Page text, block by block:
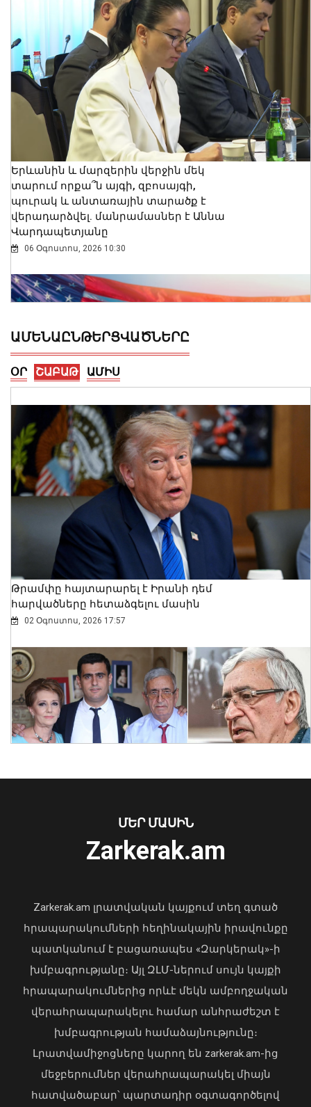
Երևանին և մարզերին վերջին մեկ
տարում որքա՞ն այգի, զբոսայգի,
պուրակ և անտառային տարածք է
վերադարձվել. մանրամասներ է Աննա
Վարդապետյանը
06 Օգոստոս, 2026 10:30
Եթե սահմանվածից երկար մնաք
Միացյալ Նահանգներում, դա կարող է
հանգեցնել հետագայում ԱՄՆ մուտքի
մշտական արգելքի․ դեսպանություն
06 Օգոստոս, 2026 10:27
06 Օգոստոս, 2026 10:23
Դատախազության՝ պետշահերի
հայցի շրջանակում ՀՀ-ին
ՏԿԵՆ պետգույքի կառավարման
կոմիտեին
ԱՄԵՆԱԸՆԹԵՐՑՎԱԾՆԵՐԸ
ՕՐ ՇԱԲԱԹ ԱՄԻՍ
Թրամփը հայտարարել է Իրանի դեմ
հարվածները հետաձգելու մասին
02 Օգոստոս, 2026 17:57
«Պարտվեցինք դաժան հիվանդության
04 Օգոստոս, 2026 19:12
ՄԵՐ ՄԱՍԻՆ
Zarkerak.am
Zarkerak.am լրատվական կայքում տեղ գտած
հրապարակումների հեղինակային իրավունքը
պատկանում է բացառապես «Զարկերակ»-ի
խմբագրությանը։ Այլ ԶԼՄ-ներում սույն կայքի
հրապարակումներից որևէ մեկն ամբողջական
վերահրապարակելու համար անհրաժեշտ է
խմբագրության համաձայնությունը։
Լրատվամիջոցները կարող են zarkerak.am-ից
մեջբերումներ վերահրապարակել միայն
հատվածաբար՝ պարտադիր օգտագործելով